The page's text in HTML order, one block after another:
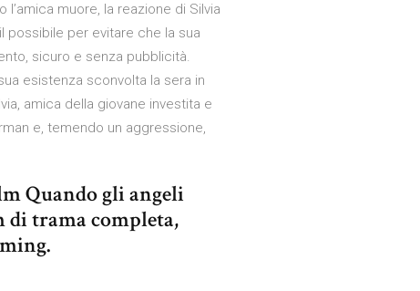
muore, la reazione di Silvia
possibile per evitare che la sua
sicuro e senza pubblicità.
esistenza sconvolta la sera in
amica della giovane investita e
e, temendo un aggressione,
Quando gli angeli
trama completa,